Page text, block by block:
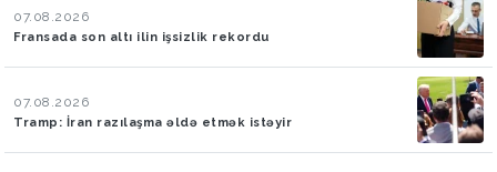
07.08.2026
Fransada son altı ilin işsizlik rekordu
07.08.2026
Tramp: İran razılaşma əldə etmək istəyir